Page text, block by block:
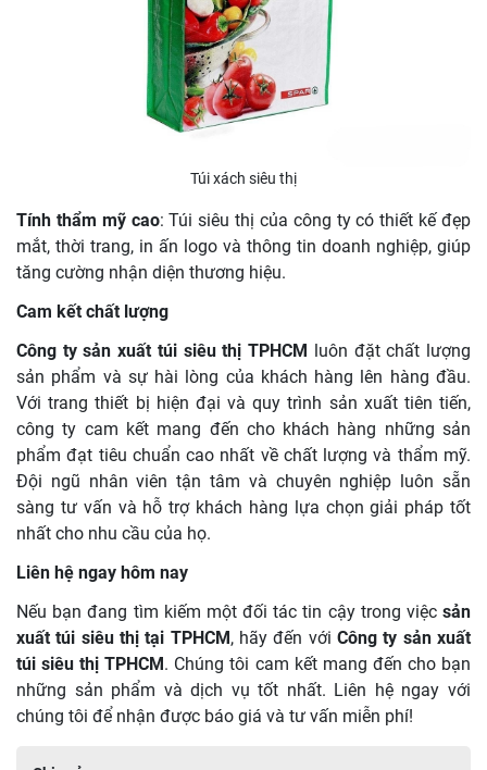
Túi xách siêu thị
Tính thẩm mỹ cao: Túi siêu thị của công ty có thiết kế đẹp
mắt, thời trang, in ấn logo và thông tin doanh nghiệp, giúp
tăng cường nhận diện thương hiệu.
Cam kết chất lượng
Công ty sản xuất túi siêu thị TPHCM luôn đặt chất lượng
sản phẩm và sự hài lòng của khách hàng lên hàng đầu.
Với trang thiết bị hiện đại và quy trình sản xuất tiên tiến,
công ty cam kết mang đến cho khách hàng những sản
phẩm đạt tiêu chuẩn cao nhất về chất lượng và thẩm mỹ.
Đội ngũ nhân viên tận tâm và chuyên nghiệp luôn sẵn
sàng tư vấn và hỗ trợ khách hàng lựa chọn giải pháp tốt
nhất cho nhu cầu của họ.
Liên hệ ngay hôm nay
Nếu bạn đang tìm kiếm một đối tác tin cậy trong việc sản
xuất túi siêu thị tại TPHCM, hãy đến vớiCông ty sản xuất
túi siêu thị TPHCM. Chúng tôi cam kết mang đến cho bạn
những sản phẩm và dịch vụ tốt nhất. Liên hệ ngay với
chúng tôi để nhận được báo giá và tư vấn miễn phí!